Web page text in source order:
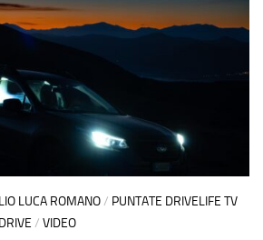
LUCA ROMANO/ PUNTATE DRIVELIFE TV
/ VIDEO